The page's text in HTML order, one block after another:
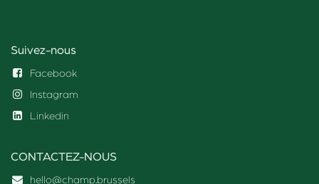
Suivez-nous
Facebook
Instagram
Linkedin
CONTACTEZ-NOUS
hello@champ.brussels